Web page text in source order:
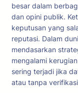
besar dalam
dan opini publik.
keputusan yang
reputasi. Dalam
mendasarkan
mengalami
sering terjadi jika
atau tanpa